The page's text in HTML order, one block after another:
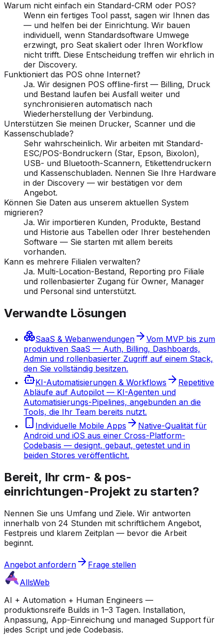
Warum nicht einfach ein Standard-CRM oder POS?
Wenn ein fertiges Tool passt, sagen wir Ihnen das
— und helfen bei der Einrichtung. Wir bauen
individuell, wenn Standardsoftware Umwege
erzwingt, pro Seat skaliert oder Ihren Workflow
nicht trifft. Diese Entscheidung treffen wir ehrlich in
der Discovery.
Funktioniert das POS ohne Internet?
Ja. Wir designen POS offline-first — Billing, Druck
und Bestand laufen bei Ausfall weiter und
synchronisieren automatisch nach
Wiederherstellung der Verbindung.
Unterstützen Sie meinen Drucker, Scanner und die
Kassenschublade?
Sehr wahrscheinlich. Wir arbeiten mit Standard-
ESC/POS-Bondruckern (Star, Epson, Bixolon),
USB- und Bluetooth-Scannern, Etikettendruckern
und Kassenschubladen. Nennen Sie Ihre Hardware
in der Discovery — wir bestätigen vor dem
Angebot.
Können Sie Daten aus unserem aktuellen System
migrieren?
Ja. Wir importieren Kunden, Produkte, Bestand
und Historie aus Tabellen oder Ihrer bestehenden
Software — Sie starten mit allem bereits
vorhanden.
Kann es mehrere Filialen verwalten?
Ja. Multi-Location-Bestand, Reporting pro Filiale
und rollenbasierter Zugang für Owner, Manager
und Personal sind unterstützt.
Verwandte Lösungen
SaaS & Webanwendungen
Vom MVP bis zum
produktiven SaaS — Auth, Billing, Dashboards,
Admin und rollenbasierter Zugriff auf einem Stack,
den Sie vollständig besitzen.
KI-Automatisierungen & Workflows
Repetitive
Abläufe auf Autopilot — KI-Agenten und
Automatisierungs-Pipelines, angebunden an die
Tools, die Ihr Team bereits nutzt.
Individuelle Mobile Apps
Native-Qualität für
Android und iOS aus einer Cross-Platform-
Codebasis — designt, gebaut, getestet und in
beiden Stores veröffentlicht.
Bereit, Ihr crm- & pos-
einrichtungen-Projekt zu starten?
Nennen Sie uns Umfang und Ziele. Wir antworten
innerhalb von 24 Stunden mit schriftlichem Angebot,
Festpreis und klarem Zeitplan — bevor die Arbeit
beginnt.
Angebot anfordern
Frage stellen
AllsWeb
AI + Automation + Human Engineers —
produktionsreife Builds in 1–3 Tagen. Installation,
Anpassung, App-Einreichung und managed Support für
jedes Script und jede Codebasis.